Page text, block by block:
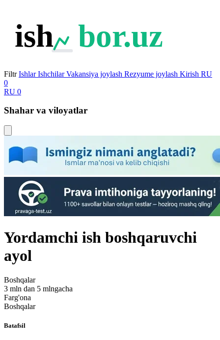
ish bor.uz
Filtr Ishlar Ishchilar Vakansiya joylash Rezyume joylash Kirish RU
0
RU 0
Shahar va viloyatlar
Yordamchi ish boshqaruvchi
ayol
Boshqalar
3 mln dan 5 mlngacha
Farg'ona
Boshqalar
Batafsil